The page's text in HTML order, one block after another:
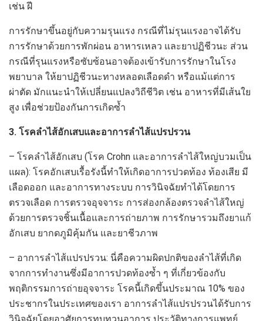
เช่น ฝี
การรักษาขึ้นอยู่กับความรุนแรง กรณีที่ไม่รุนแรงอาจได้รับ
การรักษาด้วยการพักผ่อน อาหารเหลว และยาปฏิชีวนะ ส่วน
กรณีที่รุนแรงหรือซับซ้อนอาจต้องเข้ารับการรักษาในโรง
พยาบาล ให้ยาปฏิชีวนะทางหลอดเลือดดำ หรือแม้แต่การ
ผ่าตัด มักแนะนำให้เปลี่ยนแปลงวิถีชีวิต เช่น อาหารที่มีเส้นใย
สูง เพื่อช่วยป้องกันการเกิดซ้ำ
3. โรคลำไส้อักเสบและอาการลำไส้แปรปรวน
– โรคลำไส้อักเสบ (โรค Crohn และอาการลำไส้ใหญ่บวมเป็น
แผล): โรคอักเสบเรื้อรังนี้ทำให้เกิดอาการปวดท้อง ท้องเสีย มี
เลือดออก และอาการทางระบบ การวินิจฉัยทำได้โดยการ
ตรวจเลือด การตรวจอุจจาระ การส่องกล้องตรวจลำไส้ใหญ่
ด้วยการตรวจชิ้นเนื้อและการถ่ายภาพ การรักษารวมถึงยาแก้
อักเสบ ยากดภูมิคุ้มกัน และยาชีวภาพ
– อาการลำไส้แปรปรวน: นี่คือความผิดปกติของลำไส้ที่เกิด
จากการทำงานซึ่งมีอาการปวดท้องซ้ำ ๆ ที่เกี่ยวข้องกับ
พฤติกรรมการถ่ายอุจจาระ โรคนี้เกิดขึ้นประมาณ 10% ของ
ประชากรในประเทศของเรา อาการลำไส้แปรปรวนได้รับการ